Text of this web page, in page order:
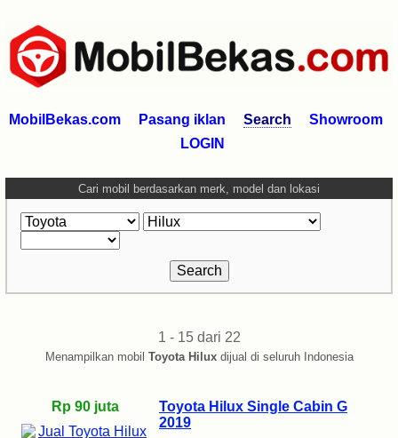
MobilBekas.com Pasang iklan Search
Showroom
LOGIN
Cari mobil berdasarkan merk, model dan lokasi
1 - 15 dari 22
Menampilkan mobil Toyota Hiluxdijual di seluruh Indonesia
Rp 90 juta
Toyota Hilux Single Cabin G
2019